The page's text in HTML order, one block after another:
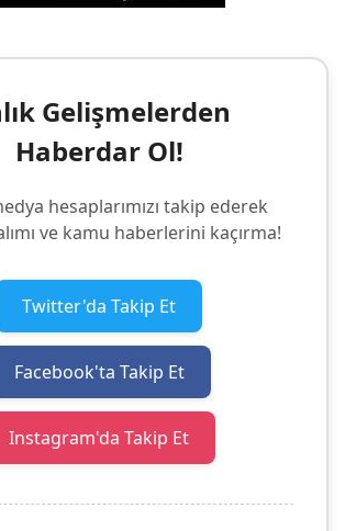
Gelişmelerden
Haberdar Ol!
hesaplarımızı takip ederek
ve kamu haberlerini kaçırma!
Twitter'da Takip Et
Facebook'ta Takip Et
Instagram'da Takip Et